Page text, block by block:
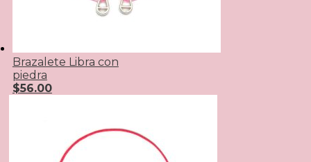
Brazalete Libra con
piedra
$56.00